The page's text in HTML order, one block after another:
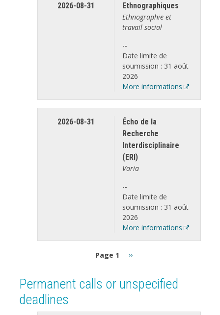
2026-08-31
Ethnographiques
Ethnographie et
travail social
--
Date limite de
soumission : 31 août
2026
More informations
2026-08-31
Écho de la
Recherche
Interdisciplinaire
(ERI)
Varia
--
Date limite de
soumission : 31 août
2026
More informations
Page 1
Next
››
Permanent calls or unspecified
deadlines